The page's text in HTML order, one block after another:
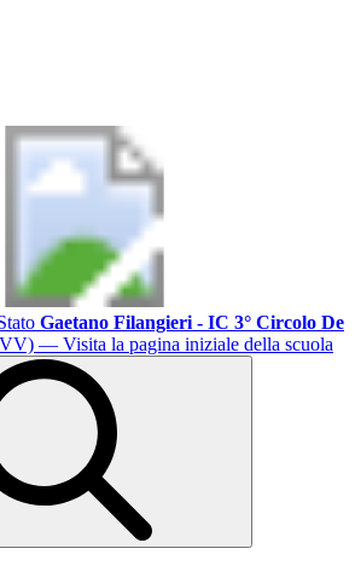
Gaetano Filangieri - IC 3° Circolo De
— Visita la pagina iniziale della scuola